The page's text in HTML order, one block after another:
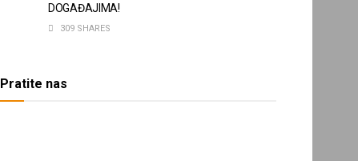
DOGAĐAJIMA!
309 SHARES
Pratite nas